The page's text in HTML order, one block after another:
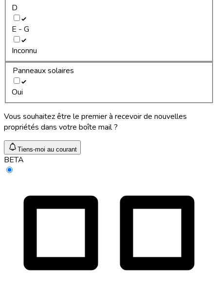
D
E - G
Inconnu
Panneaux solaires
Oui
Vous souhaitez être le premier à recevoir de nouvelles
propriétés dans votre boîte mail ?
Tiens-moi au courant
BETA